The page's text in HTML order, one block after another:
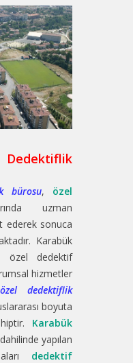
bürosu, özel
uzman
ederek sonuca
Karabük
özel dedektif
hizmetler
dedektiflik
boyuta
Karabük
dahilinde yapılan
dedektif